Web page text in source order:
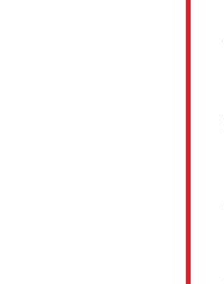
αριθμούν πλέον σε
στην Ελλάδα